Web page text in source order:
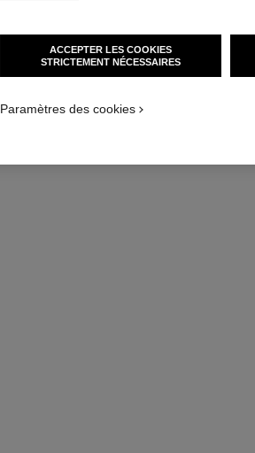
ACCEPTER LES COOKIES
STRICTEMENT NÉCESSAIRES
Paramètres des cookies